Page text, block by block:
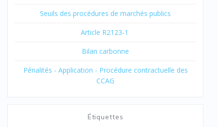
Seuils des procédures de marchés publics
Article R2123-1
Bilan carbonne
Pénalités - Application - Procédure contractuelle des
CCAG
Étiquettes